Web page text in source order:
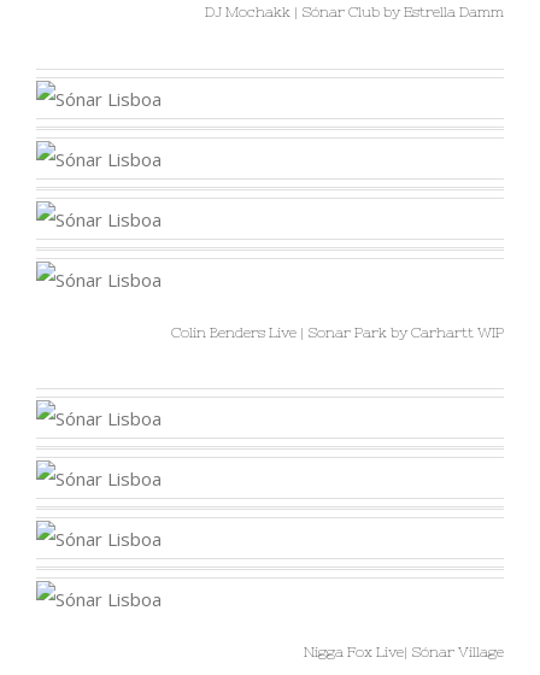
DJ Mochakk | Sónar Club by Estrella Damm
Colin Benders Live | Sonar Park by Carhartt WIP
Nigga Fox Live| Sónar Village